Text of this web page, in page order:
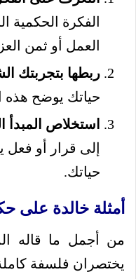
الفكرة الحكمية
العمل أو ثمن
ربطها بتجربتك
حياتك يوضح هذه
استخلاص المبدأ
إلى قرار أو فعل
حياتك.
أمثلة خالدة على
من أجمل ما قاله
يختصران فلسفة